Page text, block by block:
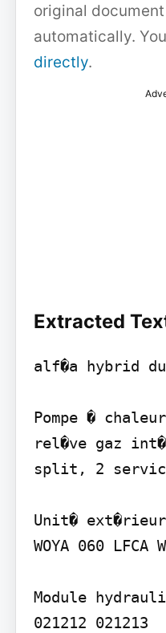
original
automatically.
directly.
Extracted
alf�a hybrid
Pompe �
rel�ve gaz
split, 2
Unit�
WOYA 060 LFCA
Module
021212 021213